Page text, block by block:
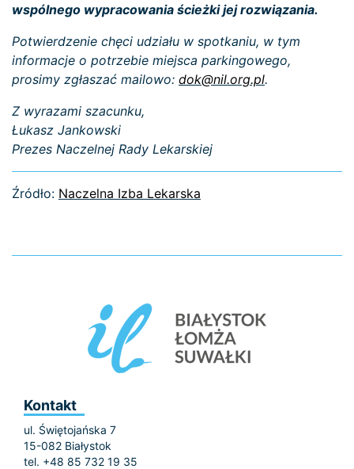
wspólnego wypracowania ścieżki jej rozwiązania.
Potwierdzenie chęci udziału w spotkaniu, w tym
informacje o potrzebie miejsca parkingowego,
prosimy zgłaszać mailowo: dok@nil.org.pl.
Z wyrazami szacunku,
Łukasz Jankowski
Prezes Naczelnej Rady Lekarskiej
Źródło: Naczelna Izba Lekarska
Kontakt
ul. Świętojańska 7
15-082 Białystok
tel. +48 85 732 19 35